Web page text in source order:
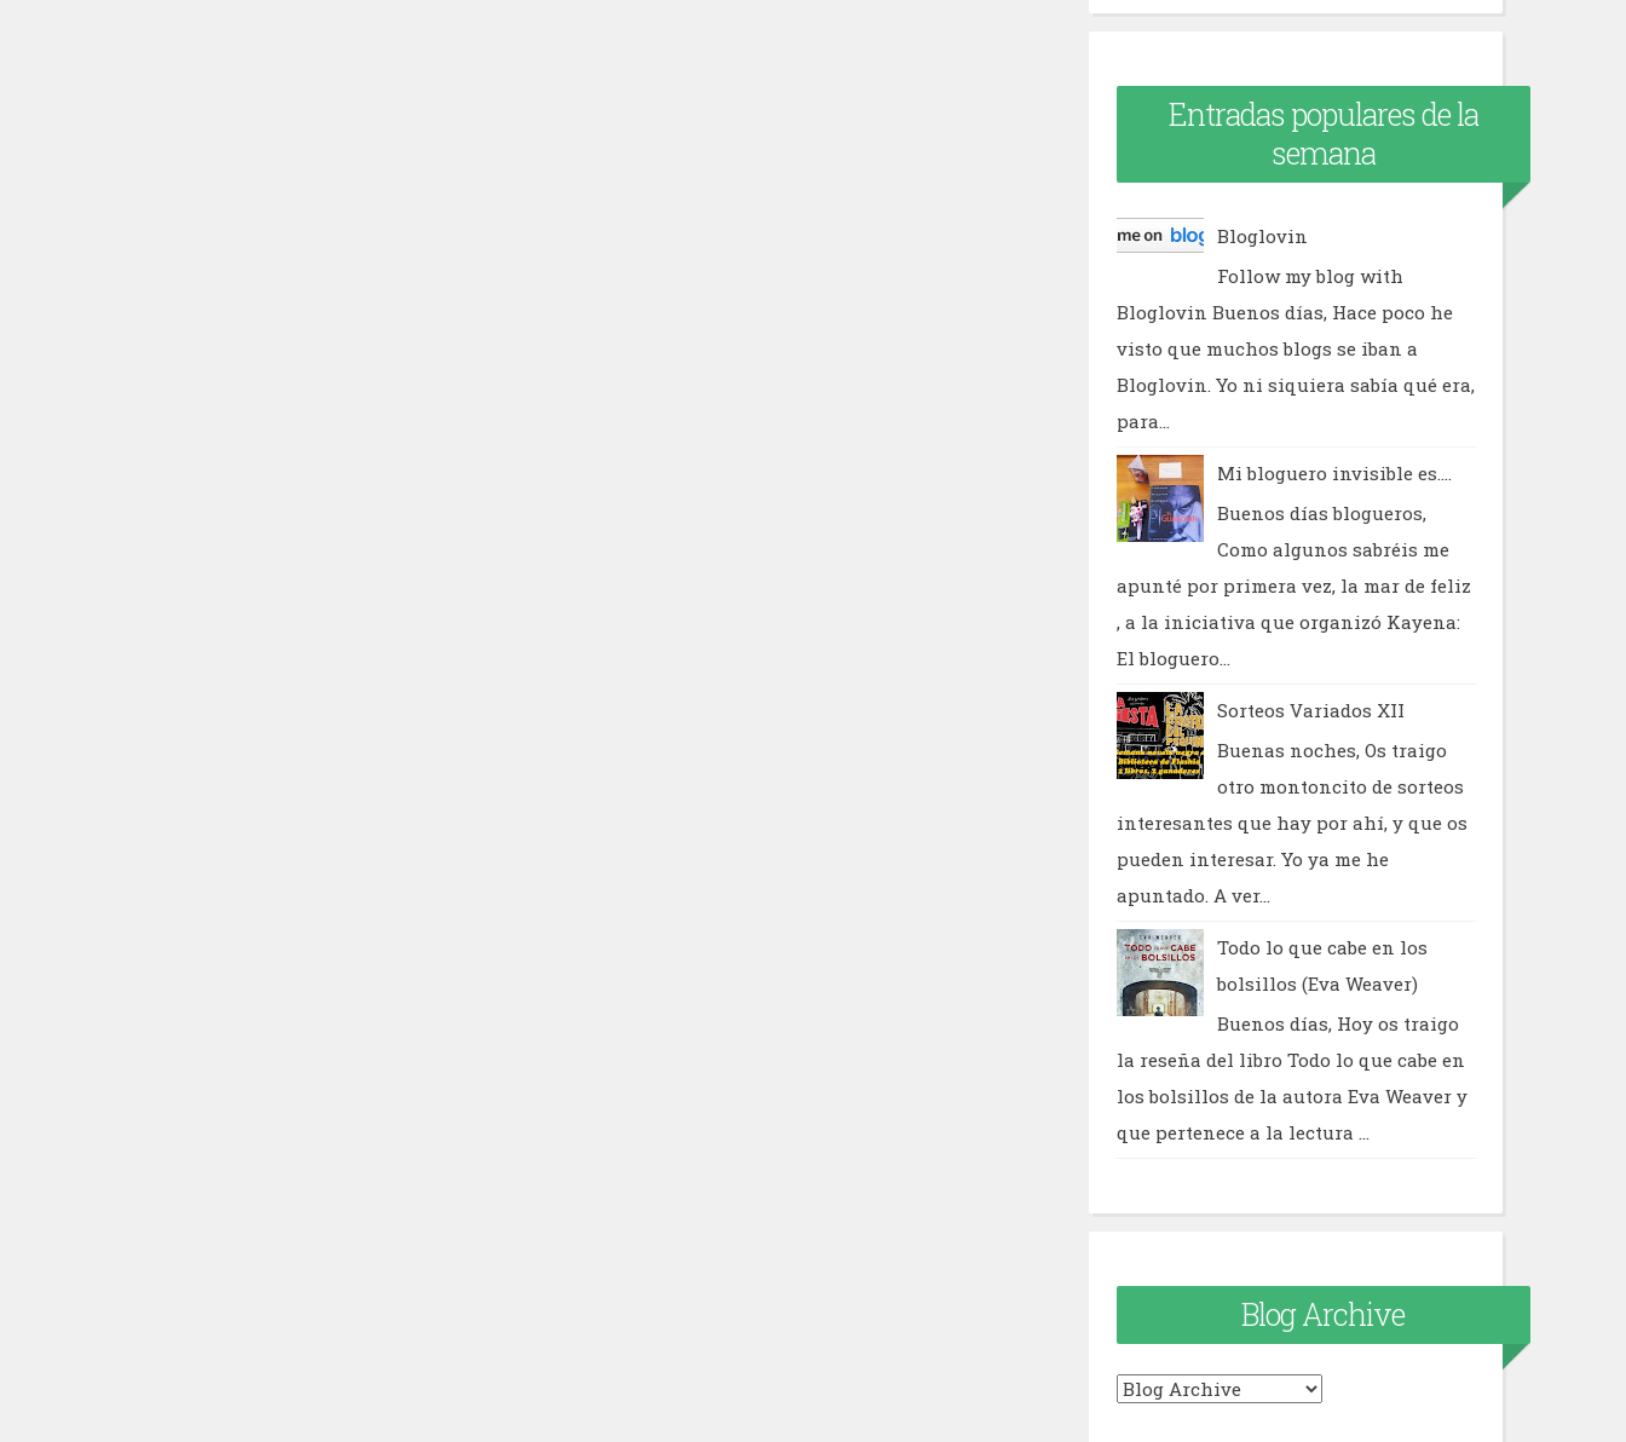
Entradas populares de la
semana
Bloglovin
Follow my blog with
Bloglovin Buenos días, Hace poco he
visto que muchos blogs se iban a
Bloglovin. Yo ni siquiera sabía qué era,
para...
Mi bloguero invisible es....
Buenos días blogueros,
Como algunos sabréis me
apunté por primera vez, la mar de feliz
, a la iniciativa que organizó Kayena:
El bloguero...
Sorteos Variados XII
Buenas noches, Os traigo
otro montoncito de sorteos
interesantes que hay por ahí, y que os
pueden interesar. Yo ya me he
apuntado. A ver...
Todo lo que cabe en los
bolsillos (Eva Weaver)
Buenos días, Hoy os traigo
la reseña del libro Todo lo que cabe en
los bolsillos de la autora Eva Weaver y
que pertenece a la lectura ...
Blog Archive